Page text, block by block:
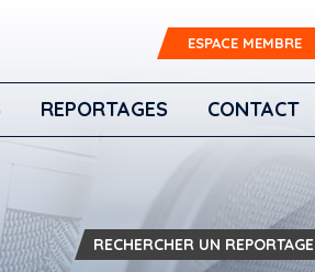
ESPACE MEMBRE
REPORTAGES CONTACT
RECHERCHER UN REPORTAGE